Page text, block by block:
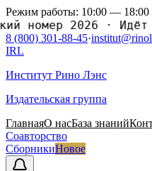
Режим работы: 10:00 —
номер 2026· Идёт
8 (800) 301-88-45·
IRL
Институт Рино Лэнс
Издательская группа
ГлавнаяО насБаза знаний
Соавторство
СборникиНовое